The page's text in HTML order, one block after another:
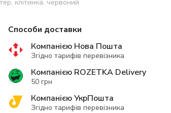
клітинка, червоний
Способи доставки
Компанією Нова Пошта
Згідно тарифів перевізника
Компанією ROZETKA Delivery
50 грн
Компанією УкрПошта
Згідно тарифів перевізника